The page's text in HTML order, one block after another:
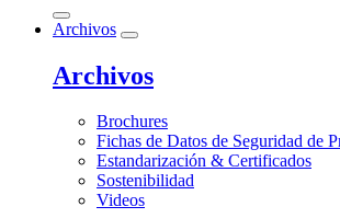
Archivos
Archivos
Brochures
Fichas de Datos de Seguridad de
Estandarización & Certificados
Sostenibilidad
Videos